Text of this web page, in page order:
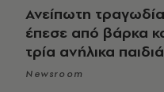
Ανείπωτη
έπεσε από βάρκα
τρία ανήλικα παιδιά
Newsroom